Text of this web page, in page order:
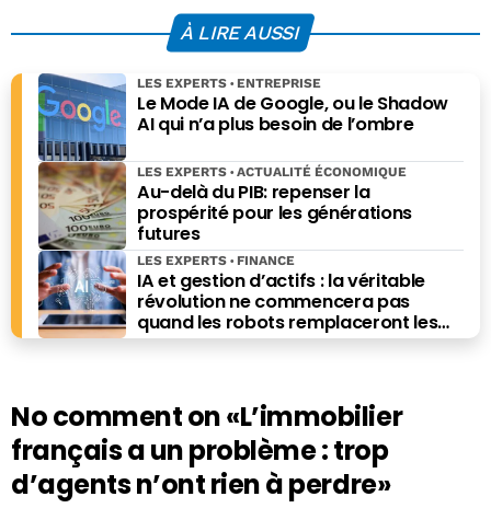
À LIRE AUSSI
Le Mode IA de Google, ou le Shadow
AI qui n’a plus besoin de l’ombre
LES EXPERTS ENTREPRISE
Au-delà du PIB: repenser la
prospérité pour les générations
futures
LES EXPERTS ACTUALITÉ ÉCONOMIQUE
IA et gestion d’actifs : la véritable
révolution ne commencera pas
quand les robots remplaceront les
financiers. Elle commencera quand ils
LES EXPERTS FINANCE
No comment on«L’immobilier
français a un problème : trop
d’agents n’ont rien à perdre»